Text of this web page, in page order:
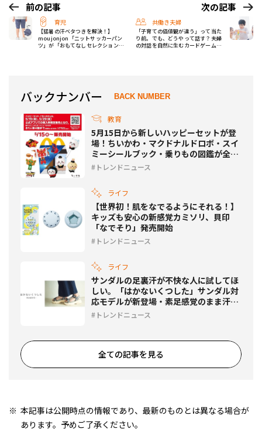
前の記事
育児
【猛暑の汗ベタつきを解決！】
moujonjon「ニットサッカーパン
ツ」が「おもてなしセレクション
次の記事
共働き夫婦
「子育ての価値観が違う」って当た
り前。でも、どうやって話す？夫婦
の対話を自然に生むカードゲーム
バックナンバー BACK NUMBER
教育
5月15日から新しいハッピーセットが登
場！ちいかわ・マクドナルドロボ・スイ
ミーシールブック・乗りもの図鑑が全国
で販売スタート
トレンドニュース
ライフ
【世界初！肌をなでるようにそれる！】
キッズも安心の新感覚カミソリ、貝印
「なでそり」発売開始
トレンドニュース
ライフ
サンダルの足裏汗が不快な人に試してほ
しい。「はかないくつした」サンダル対
応モデルが新登場・素足感覚のまま汗対
策トレンドニュース
全ての記事を見る
本記事は公開時点の情報であり、最新のものとは異なる場合が
あります。予めご了承ください。